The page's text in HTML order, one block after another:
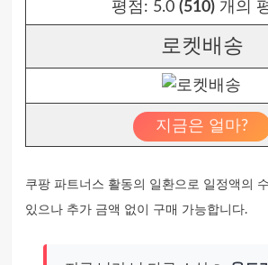
평점: 5.0 (510)개의
로켓배송
지금은 얼마?
쿠팡 파트너스 활동의 일환으로 일정액의
있으나 추가 금액 없이 구매 가능합니다.